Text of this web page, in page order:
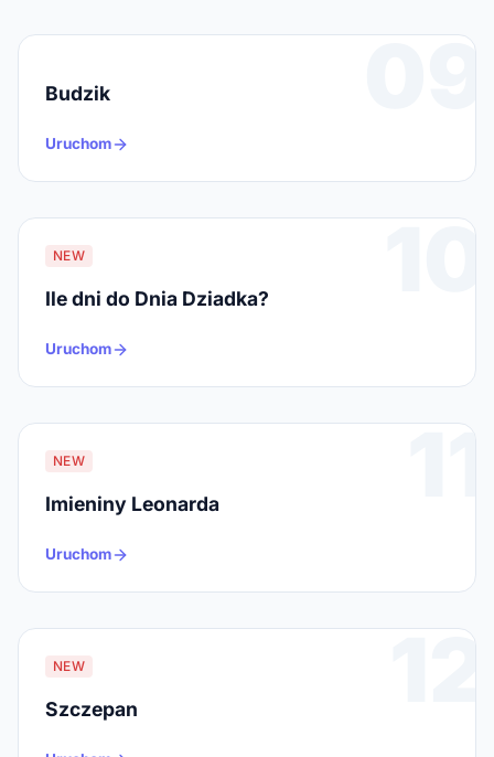
09
Budzik
Uruchom
10
NEW
Ile dni do Dnia Dziadka?
Uruchom
11
NEW
Imieniny Leonarda
Uruchom
12
NEW
Szczepan